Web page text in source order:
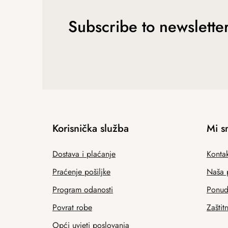
Subscribe to
Korisnička služba
Dostava i plaćanje
Praćenje pošiljke
Program odanosti
Povrat robe
Opći uvjeti poslovanja
Mi
Naša